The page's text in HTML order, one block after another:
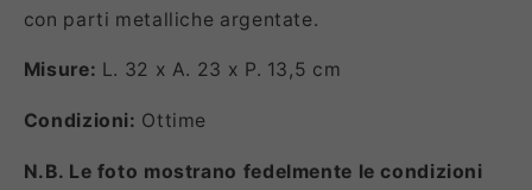
con parti metalliche argentate.
Misure: L. 32 x A. 23 x P. 13,5 cm
Condizioni: Ottime
N.B. Le foto mostrano fedelmente le condizioni